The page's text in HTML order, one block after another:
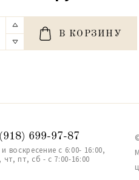
В КОРЗИНУ
699-97-87
воскресение с 6:00- 16:00,
чт, пт, сб - с 7:00-16:00